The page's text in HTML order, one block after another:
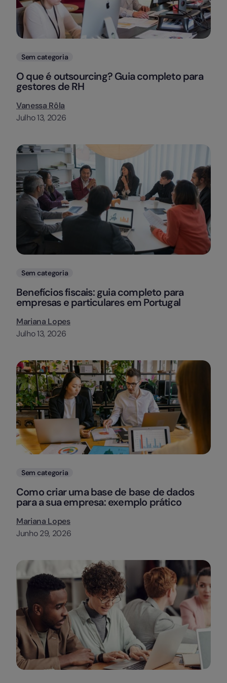
Categorias
Sem categoria
O que é outsourcing? Guia completo para
gestores de RH
Vanessa Rôla
Julho 13, 2026
Categorias
Sem categoria
Benefícios fiscais: guia completo para
empresas e particulares em Portugal
Mariana Lopes
Julho 13, 2026
Categorias
Sem categoria
Como criar uma base de base de dados
para a sua empresa: exemplo prático
Mariana Lopes
Junho 29, 2026